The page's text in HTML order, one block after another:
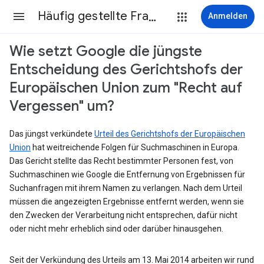
Häufig gestellte Fragen Anmelden
Wie setzt Google die jüngste
Entscheidung des Gerichtshofs der
Europäischen Union zum "Recht auf
Vergessen" um?
Das jüngst verkündete Urteil des Gerichtshofs der Europäischen
Union hat weitreichende Folgen für Suchmaschinen in Europa.
Das Gericht stellte das Recht bestimmter Personen fest, von
Suchmaschinen wie Google die Entfernung von Ergebnissen für
Suchanfragen mit ihrem Namen zu verlangen. Nach dem Urteil
müssen die angezeigten Ergebnisse entfernt werden, wenn sie
den Zwecken der Verarbeitung nicht entsprechen, dafür nicht
oder nicht mehr erheblich sind oder darüber hinausgehen.
Seit der Verkündung des Urteils am 13. Mai 2014 arbeiten wir rund